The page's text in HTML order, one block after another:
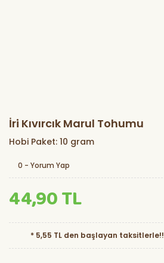
İri Kıvırcık Marul Tohumu
Hobi Paket: 10 gram
0 - Yorum Yap
44,90 TL
* 5,55 TL den başlayan taksitlerle!!